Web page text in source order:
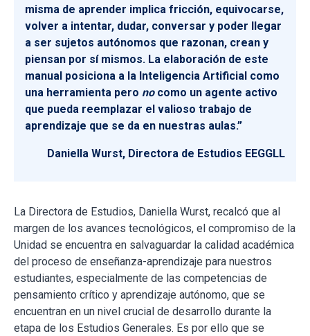
misma de aprender implica fricción, equivocarse,
volver a intentar, dudar, conversar y poder llegar
a ser sujetos autónomos que razonan, crean y
piensan por sí mismos. La elaboración de este
manual posiciona a la Inteligencia Artificial como
una herramienta pero nocomo un agente activo
que pueda reemplazar el valioso trabajo de
aprendizaje que se da en nuestras aulas.”
Daniella Wurst, Directora de Estudios EEGGLL
La Directora de Estudios, Daniella Wurst, recalcó que al
margen de los avances tecnológicos, el compromiso de la
Unidad se encuentra en salvaguardar la calidad académica
del proceso de enseñanza-aprendizaje para nuestros
estudiantes, especialmente de las competencias de
pensamiento crítico y aprendizaje autónomo, que se
encuentran en un nivel crucial de desarrollo durante la
etapa de los Estudios Generales. Es por ello que se